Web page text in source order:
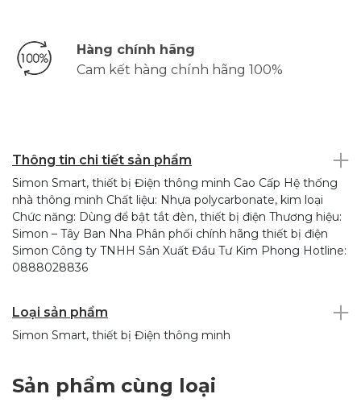
Hàng chính hãng
Cam kết hàng chính hãng 100%
Thông tin chi tiết sản phẩm
Simon Smart, thiết bị Điện thông minh Cao Cấp Hệ thống
nhà thông minh Chất liệu: Nhựa polycarbonate, kim loại
Chức năng: Dùng để bật tắt đèn, thiết bị điện Thương hiệu:
Simon – Tây Ban Nha Phân phối chính hãng thiết bị điện
Simon Công ty TNHH Sản Xuất Đầu Tư Kim Phong Hotline:
0888028836
Loại sản phẩm
Simon Smart, thiết bị Điện thông minh
Sản phẩm cùng loại